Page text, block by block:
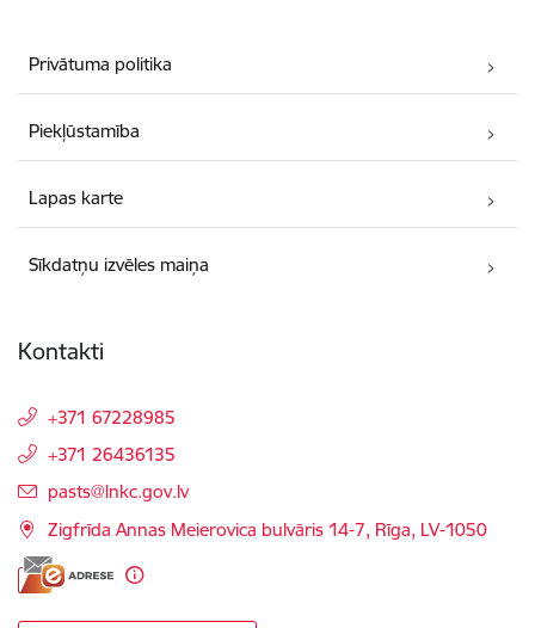
Privātuma politika
Piekļūstamība
Lapas karte
Sīkdatņu izvēles maiņa
Kontakti
+371 67228985
+371 26436135
E-pasts:
pasts@lnkc.gov.lv
Zigfrīda Annas Meierovica bulvāris 14-7, Rīga, LV-1050